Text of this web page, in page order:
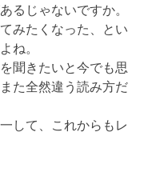
るじゃないですか。
みたくなった、とい
ね。
聞きたいと今でも思
た全然違う読み方だ
して、これからもレ